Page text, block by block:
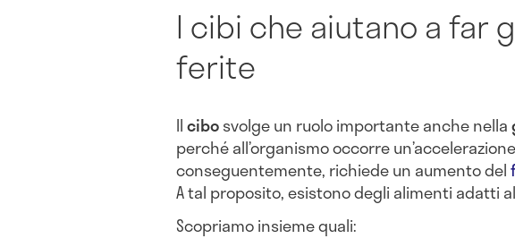
I cibi che aiutano a far
ferite
Ilcibosvolge un ruolo importante anche nella
perché all’organismo occorre
conseguentemente, richiede un aumento del
A tal proposito, esistono degli alimenti adatti
Scopriamo insieme quali: